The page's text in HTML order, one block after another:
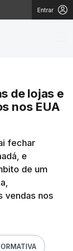
Entrar
de lojas e
nos EUA
fechar
e
de um
vendas nos